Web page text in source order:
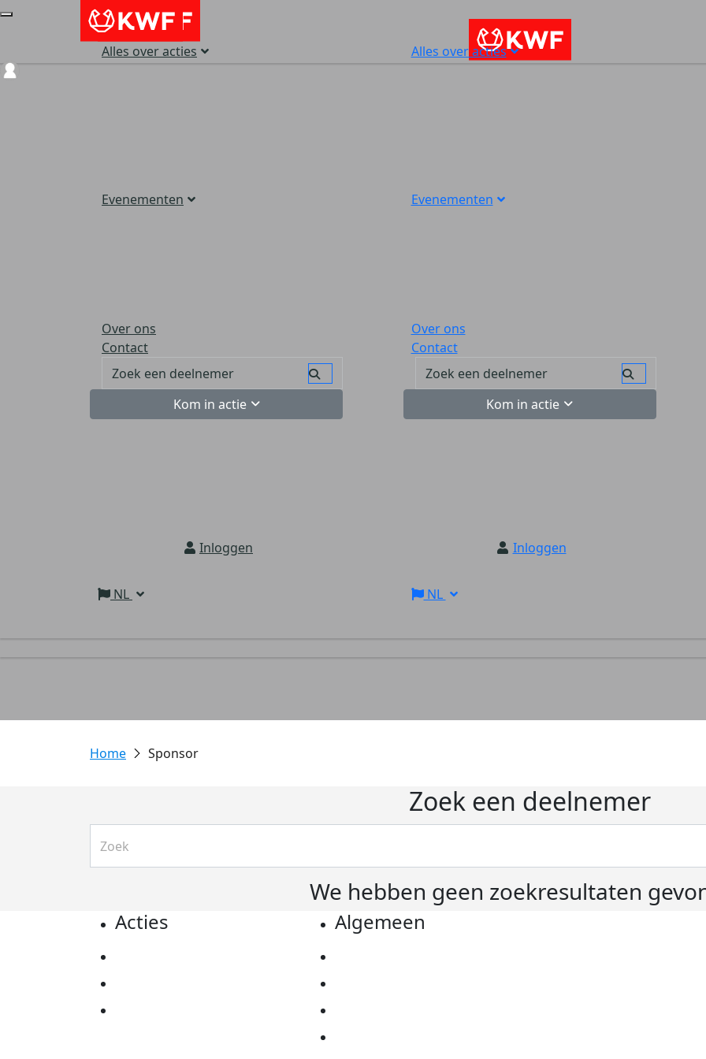
Alles over acties
Evenementen
Over ons
Contact
Kom in actie
Inloggen
NL
Alles over acties
Evenementen
Over ons
Contact
Kom in actie
Inloggen
NL
Sponsor
Zoek een deelnemer
We hebben geen zoekresultaten
Acties Algemeen